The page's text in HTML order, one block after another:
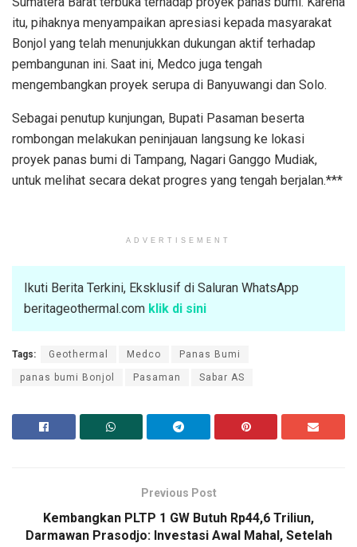
itu, pihaknya menyampaikan apresiasi kepada masyarakat
Bonjol yang telah menunjukkan dukungan aktif terhadap
pembangunan ini. Saat ini, Medco juga tengah
mengembangkan proyek serupa di Banyuwangi dan Solo.
Sebagai penutup kunjungan, Bupati Pasaman beserta
rombongan melakukan peninjauan langsung ke lokasi
proyek panas bumi di Tampang, Nagari Ganggo Mudiak,
untuk melihat secara dekat progres yang tengah berjalan.***
ADVERTISEMENT
Ikuti Berita Terkini, Eksklusif di Saluran WhatsApp
beritageothermal.com klik di sini
Tags: Geothermal Medco Panas Bumi
panas bumi Bonjol Pasaman Sabar AS
Previous Post
Kembangkan PLTP 1 GW Butuh Rp44,6 Triliun,
Darmawan Prasodjo: Investasi Awal Mahal, Setelah